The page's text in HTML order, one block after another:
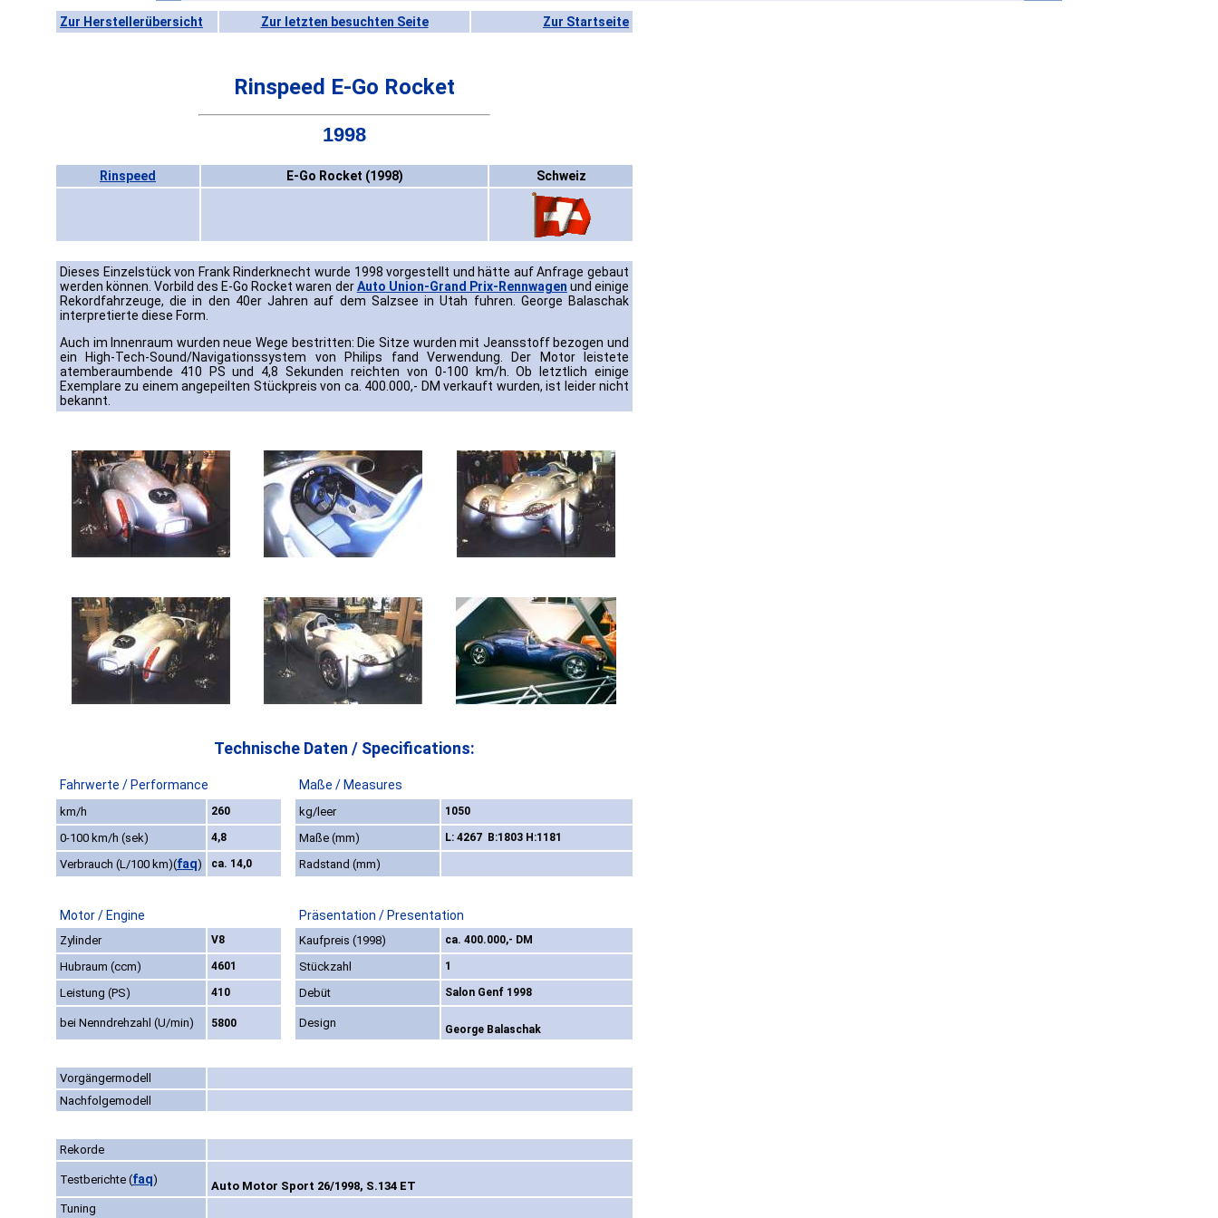
Zur Herstellerübersicht Zur letzten besuchten Seite Zur Startseite
Rinspeed E-Go Rocket
1998
Rinspeed E-Go Rocket (1998) Schweiz
Dieses Einzelstück von Frank Rinderknecht wurde 1998 vorgestellt und hätte auf Anfrage gebaut
werden können. Vorbild des E-Go Rocket waren derAuto Union-Grand Prix-Rennwagen und einige
Rekordfahrzeuge, die in den 40er Jahren auf dem Salzsee in Utah fuhren. George Balaschak
interpretierte diese Form.
Auch im Innenraum wurden neue Wege bestritten: Die Sitze wurden mit Jeansstoff bezogen und
ein High-Tech-Sound/Navigationssystem von Philips fand Verwendung. Der Motor leistete
atemberaumbende 410 PS und 4,8 Sekunden reichten von 0-100 km/h. Ob letztlich einige
Exemplare zu einem angepeilten Stückpreis von ca. 400.000,- DM verkauft wurden, ist leider nicht
bekannt.
Technische Daten / Specifications:
Fahrwerte / Performance Maße / Measures
km/h 260 kg/leer 1050
0-100 km/h (sek) 4,8 Maße (mm) L: 4267 B:1803 H:1181
Verbrauch (L/100 km)(faq) ca. 14,0 Radstand (mm)
Motor / Engine Präsentation / Presentation
Zylinder V8 Kaufpreis (1998) ca. 400.000,- DM
Hubraum (ccm) 4601 Stückzahl 1
Leistung (PS) 410 Debüt Salon Genf 1998
bei Nenndrehzahl (U/min) 5800 Design George Balaschak
Vorgängermodell
Nachfolgemodell
Rekorde
Testberichte (faq)
Auto Motor Sport 26/1998, S.134 ET
Tuning